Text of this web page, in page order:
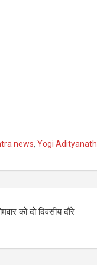
news, Yogi Adityanath
को दो दिवसीय दौरे